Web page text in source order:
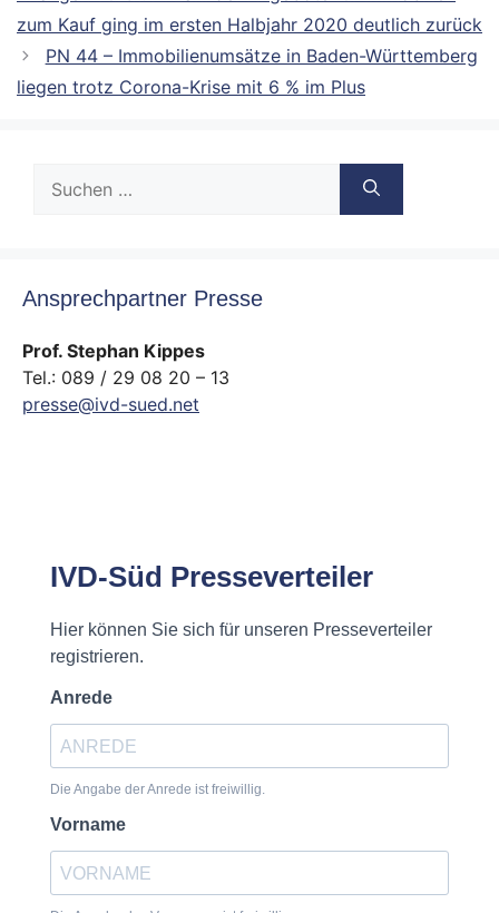
zum Kauf ging im ersten Halbjahr 2020 deutlich zurück
PN 44 – Immobilienumsätze in Baden-Württemberg
liegen trotz Corona-Krise mit 6 % im Plus
nach:
Ansprechpartner Presse
Prof. Stephan Kippes
Tel.: 089 / 29 08 20 – 13
presse@ivd-sued.net